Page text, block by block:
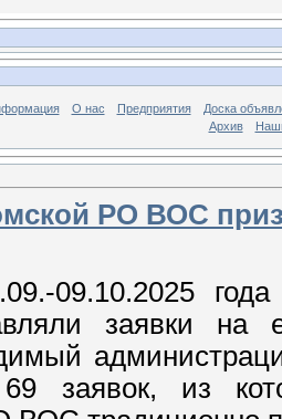
О нас Предприятия
Доска
Архив
РО ВОС
09.10.2025
заявки на
заявок, из